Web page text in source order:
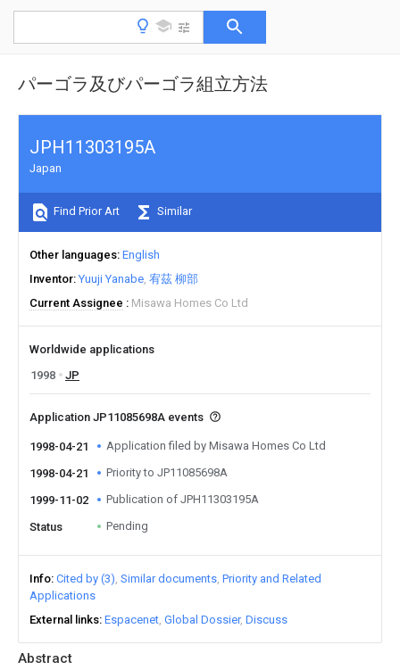
パーゴラ及びパーゴラ組立方法
Abstract
JPH11303195A
Japan
Find Prior Art Similar
Other languages English
Inventor Yuuji Yanabe 宥茲 柳部
Current Assignee
Misawa Homes Co Ltd
Worldwide applications
1998
JP
Application JP11085698A events
1998-04-21 Application filed by Misawa Homes Co Ltd
1998-04-21 Priority to JP11085698A
1999-11-02 Publication of JPH11303195A
Status Pending
Info Cited by (3) Similar documents Priority and Related
Applications
External links Espacenet Global Dossier Discuss